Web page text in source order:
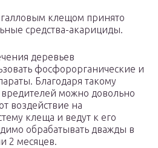
клещом принято
средства-акарициды.
деревьев
фосфорорганические и
Благодаря такому
вредителей можно довольно
воздействие на
клеща и ведут к его
обрабатывать дважды в
2 месяцев.